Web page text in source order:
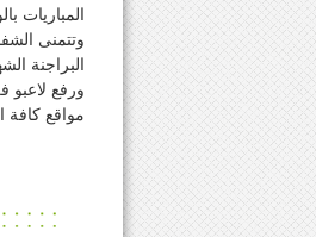
المباريات
وتتمنى
البراجنة
ورفع لاعبو
مواقع كافة